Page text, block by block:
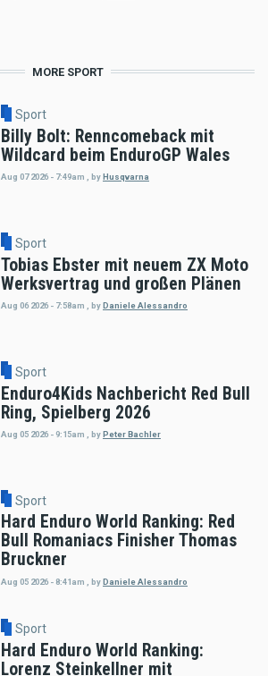
MORE SPORT
Sport
Billy Bolt: Renncomeback mit
Wildcard beim EnduroGP Wales
Aug 07 2026 - 7:49am , byHusqvarna
Sport
Tobias Ebster mit neuem ZX Moto
Werksvertrag und großen Plänen
Aug 06 2026 - 7:58am byDaniele Alessandro
Sport
Enduro4Kids Nachbericht Red Bull
Ring, Spielberg 2026
Aug 05 2026 - 9:15am byPeter Bachler
Sport
Hard Enduro World Ranking: Red
Bull Romaniacs Finisher Thomas
Bruckner
Aug 05 2026 - 8:41am byDaniele Alessandro
Sport
Hard Enduro World Ranking:
Lorenz Steinkellner mit